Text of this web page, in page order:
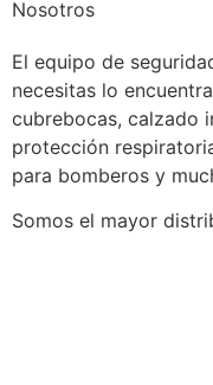
Nosotros
El equipo de
necesitas lo
cubrebocas, calzado
protección
para bomberos y
Somos el mayor